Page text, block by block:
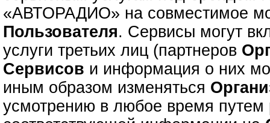
«АВТОРАДИО» на совместимое
Пользователя. Сервисы могут
услуги третьих лиц (партнеров
Сервисов и информация о них
иным образом изменяться
усмотрению в любое время